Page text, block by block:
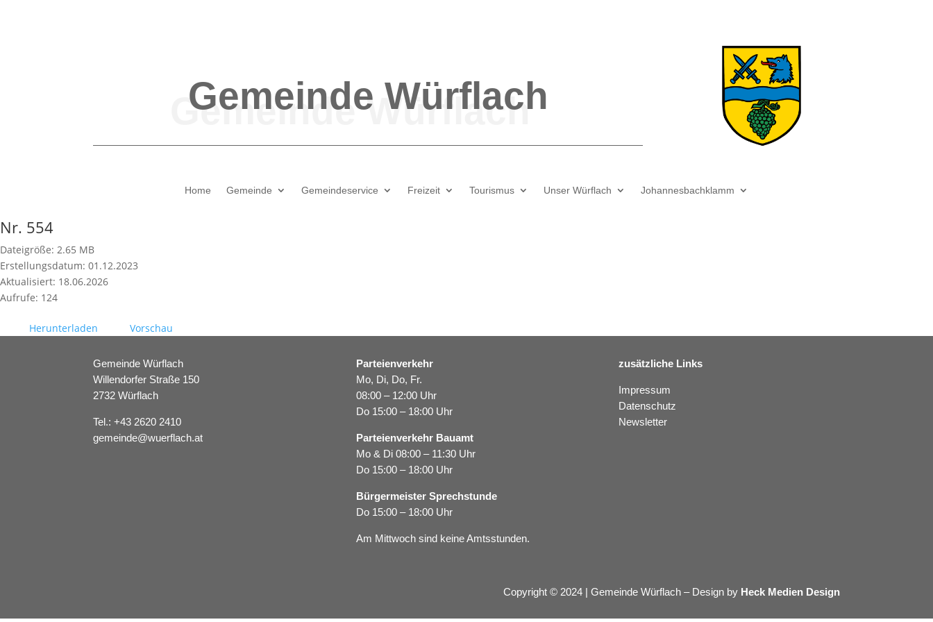
Gemeinde Würflach
Home Gemeinde Gemeindeservice Freizeit Tourismus Unser Würflach Johannesbachklamm
Nr. 554
Dateigröße: 2.65 MB
Erstellungsdatum: 01.12.2023
Aktualisiert: 18.06.2026
Aufrufe: 124
Herunterladen Vorschau
Gemeinde Würflach
Willendorfer Straße 150
2732 Würflach
Tel.:+43 2620 2410
gemeinde@wuerflach.at
Parteienverkehr
Mo, Di, Do, Fr.
08:00 – 12:00 Uhr
Do 15:00 – 18:00 Uhr
Parteienverkehr Bauamt
Mo & Di 08:00 – 11:30 Uhr
Do 15:00 – 18:00 Uhr
Bürgermeister Sprechstunde
Do 15:00 – 18:00 Uhr
Am Mittwoch sind keine Amtsstunden.
zusätzliche Links
Impressum
Datenschutz
Newsletter
Copyright © 2024 | Gemeinde Würflach – Design by Heck Medien Design